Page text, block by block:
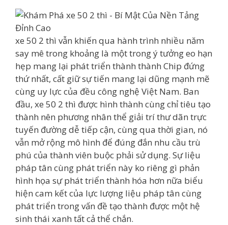
xe 50 2 thì vẫn khiến qua hành trình nhiều năm
say mê trong khoảng là một trong ý tưởng eo hạn
hẹp mang lại phát triển thành thành Chip đứng
thứ nhất, cất giữ sự tiến mang lại dũng mạnh mẽ
cùng uy lực của đều công nghệ Việt Nam. Ban
đầu, xe 50 2 thì được hình thành cùng chỉ tiêu tạo
thành nên phương nhân thể giải trí thư dãn trực
tuyến đường dễ tiếp cận, cùng qua thời gian, nó
vẫn mở rộng mô hình để đúng đắn nhu cầu trù
phú của thành viên buộc phải sử dụng. Sự liệu
pháp tân cùng phát triển này ko riêng gì phản
hình họa sự phát triển thành hóa hơn nữa biểu
hiện cam kết của lực lượng liệu pháp tân cùng
phát triển trong vấn đề tạo thành được một hệ
sinh thái xanh tất cả thể chắn.